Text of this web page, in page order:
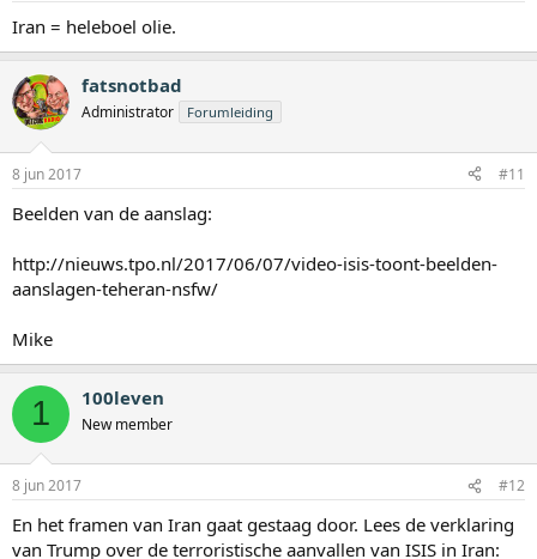
Iran = heleboel olie.
fatsnotbad
Administrator Forumleiding
8 jun 2017 #11
Beelden van de aanslag:
http://nieuws.tpo.nl/2017/06/07/video-isis-toont-beelden-
aanslagen-teheran-nsfw/
Mike
1 100leven
New member
8 jun 2017 #12
En het framen van Iran gaat gestaag door. Lees de verklaring
van Trump over de terroristische aanvallen van ISIS in Iran: